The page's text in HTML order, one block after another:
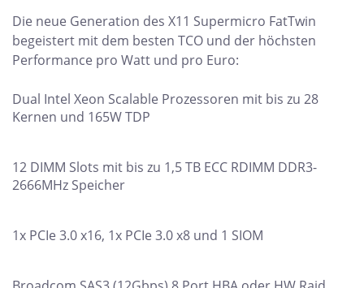
Die neue Generation des X11 Supermicro FatTwin
begeistert mit dem besten TCO und der höchsten
Performance pro Watt und pro Euro:
Dual Intel Xeon Scalable Prozessoren mit bis zu 28
Kernen und 165W TDP
12 DIMM Slots mit bis zu 1,5 TB ECC RDIMM DDR3-
2666MHz Speicher
1x PCIe 3.0 x16, 1x PCIe 3.0 x8 und 1 SIOM